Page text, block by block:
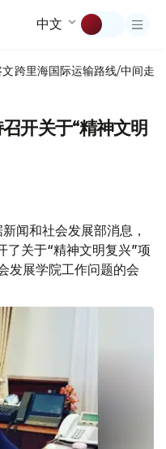
中文
跨里海国际运输路线/中间走廊
开关于“精神文明
闻和社会发展部消息，
了关于“精神文明复兴”项
发展学院工作问题的会